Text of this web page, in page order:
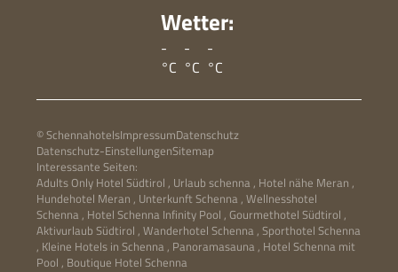
Wetter:
-
°C
-
°C
-
°C
© SchennahotelsImpressumDatenschutz
Datenschutz-EinstellungenSitemap
Interessante Seiten:
Adults Only Hotel Südtirol , Urlaub schenna , Hotel nähe Meran ,
Hundehotel Meran , Unterkunft Schenna , Wellnesshotel
Schenna , Hotel Schenna Infinity Pool , Gourmethotel Südtirol ,
Aktivurlaub Südtirol , Wanderhotel Schenna , Sporthotel Schenna
, Kleine Hotels in Schenna , Panoramasauna , Hotel Schenna mit
Pool , Boutique Hotel Schenna